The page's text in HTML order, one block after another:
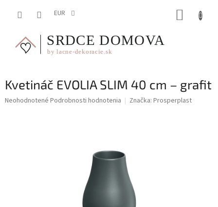
EUR
Kvetináč EVOLIA SLIM 40 cm – grafit
Priemerné
Neohodnotené Podrobnosti hodnotenia Značka: Prosperplast